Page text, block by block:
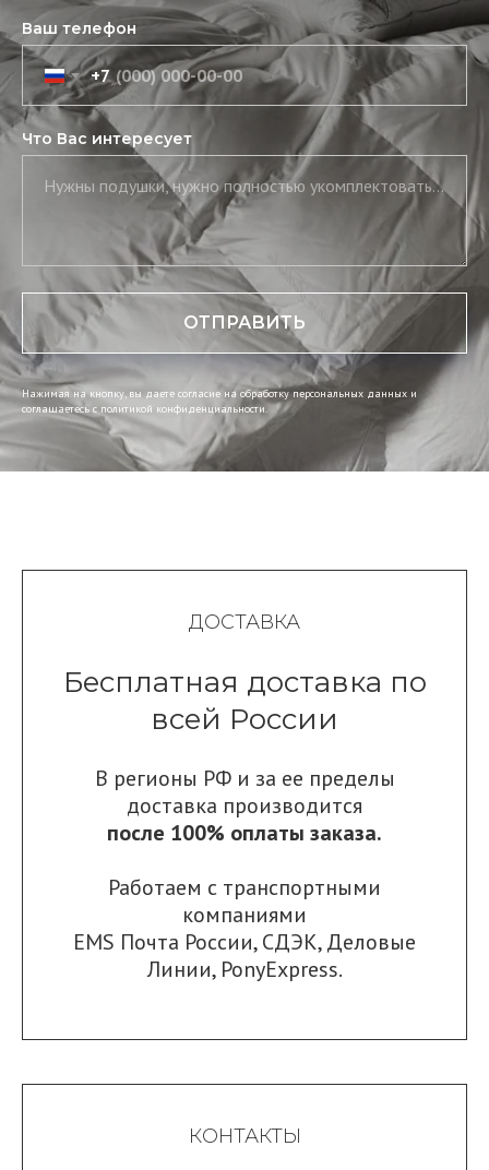
Ваш телефон
+7
Что Вас интересует
Нужны подушки, нужно полностью укомплектовать постель, нужны скатерть и салфетки
ОТПРАВИТЬ
Нажимая на кнопку, вы даете согласие на обработку персональных данных и
соглашаетесь c политикой конфиденциальности.
ДОСТАВКА
Бесплатная доставка по
всей России
В регионы РФ и за ее пределы
доставка производится
после 100% оплаты заказа.
Работаем с транспортными
компаниями
EMS Почта России,СДЭК,Деловые
Линии, PonyExpress.
КОНТАКТЫ